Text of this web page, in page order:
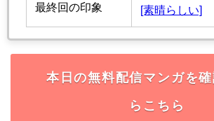
最終回の印象 [素晴らしい]
本日の無料配信マンガを
らこちら